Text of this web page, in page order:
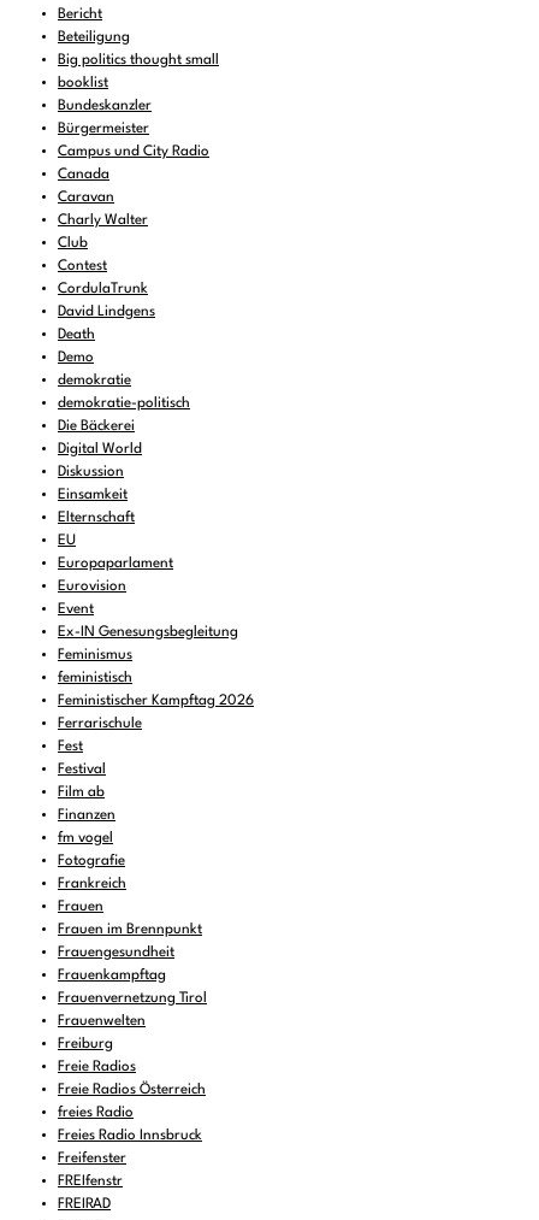
Bericht
Beteiligung
Big politics thought small
booklist
Bundeskanzler
Bürgermeister
Campus und City Radio
Canada
Caravan
Charly Walter
Club
Contest
CordulaTrunk
David Lindgens
Death
Demo
demokratie
demokratie-politisch
Die Bäckerei
Digital World
Diskussion
Einsamkeit
Elternschaft
EU
Europaparlament
Eurovision
Event
Ex-IN Genesungsbegleitung
Feminismus
feministisch
Feministischer Kampftag 2026
Ferrarischule
Fest
Festival
Film ab
Finanzen
fm vogel
Fotografie
Frankreich
Frauen
Frauen im Brennpunkt
Frauengesundheit
Frauenkampftag
Frauenvernetzung Tirol
Frauenwelten
Freiburg
Freie Radios
Freie Radios Österreich
freies Radio
Freies Radio Innsbruck
Freifenster
FREIfenstr
FREIRAD